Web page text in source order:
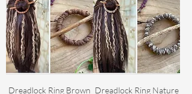
Dreadlock Ring Brown Dreadlock Ring Nature